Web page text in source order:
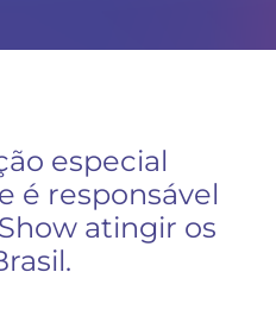
especial
é responsável
atingir os